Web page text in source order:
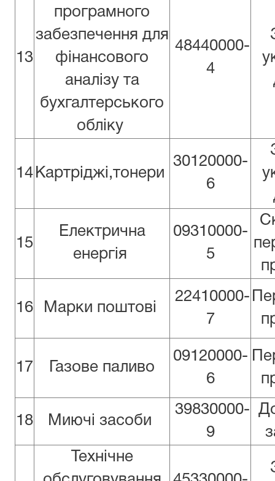
13
програмного
забезпечення для
фінансового
аналізу та
бухгалтерського
обліку
48440000-
4
14 Картріджі,тонери
30120000-
6
15
Електрична
енергія
09310000-
5
16 Марки поштові
22410000-
7
17 Газове паливо
09120000-
6
18 Миючі засоби
39830000-
9
Технічне